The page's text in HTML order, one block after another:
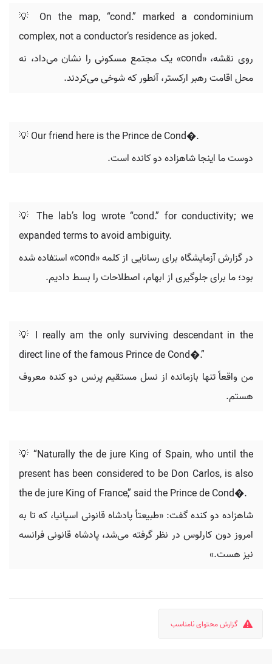
💡 On the map, “cond.” marked a condominium
complex, not a conductor’s residence as joked.
روی نقشه، «cond» یک مجتمع مسکونی را نشان می‌داد، نه
محل اقامت رهبر ارکستر، آنطور که شوخی می‌کردند.
💡 Our friend here is the Prince de Cond�.
دوست ما اینجا شاهزاده دو کانده است.
💡 The lab’s log wrote “cond.” for conductivity; we
expanded terms to avoid ambiguity.
در گزارش آزمایشگاه برای رسانایی از کلمه «cond» استفاده شده
بود؛ ما برای جلوگیری از ابهام، اصطلاحات را بسط دادیم.
💡 I really am the only surviving descendant in the
direct line of the famous Prince de Cond�.”
من واقعاً تنها بازمانده از نسل مستقیم پرنس دو کنده معروف
هستم.
💡 “Naturally the de jure King of Spain, who until the
present has been considered to be Don Carlos, is also
the de jure King of France,” said the Prince de Cond�.
شاهزاده دو کنده گفت: «طبیعتاً پادشاه قانونی اسپانیا، که تا به
امروز دون کارلوس در نظر گرفته می‌شد، پادشاه قانونی فرانسه
نیز هست.»
گزارش محتوای نامناسب